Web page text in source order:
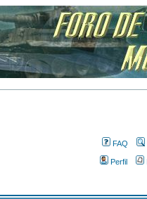
FAQ
Perfil